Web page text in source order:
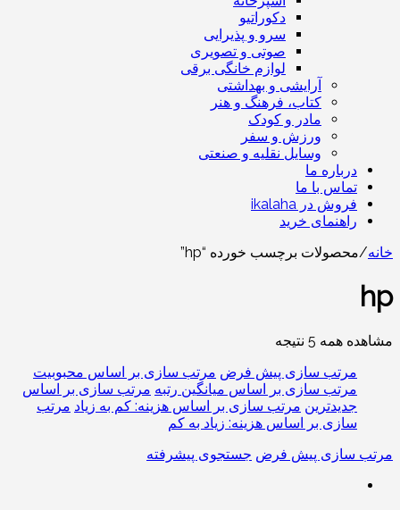
دکوراتیو
سرو و پذیرایی
صوتی و تصویری
لوازم خانگی برقی
آرایشی و بهداشتی
کتاب، فرهنگ و هنر
مادر و کودک
ورزش و سفر
وسایل نقلیه و صنعتی
درباره ما
تماس با ما
فروش در ikalaha
راهنمای خرید
خانه/محصولات برچسب خورده “hp”
hp
مشاهده همه 5 نتیجه
مرتب سازی پیش فرض مرتب سازی بر اساس محبوبیت
مرتب سازی بر اساس میانگین رتبه مرتب سازی بر اساس
جدیدترین مرتب سازی بر اساس هزینه: کم به زیاد مرتب
سازی بر اساس هزینه: زیاد به کم
مرتب سازی پیش فرض جستجوی پیشرفته